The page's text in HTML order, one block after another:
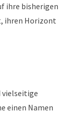
ihre bisherigen
ihren Horizont
vielseitige
einen Namen